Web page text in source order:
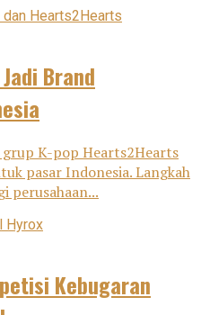
Brand
grup K-pop Hearts2Hearts
pasar Indonesia. Langkah
perusahaan...
Kebugaran